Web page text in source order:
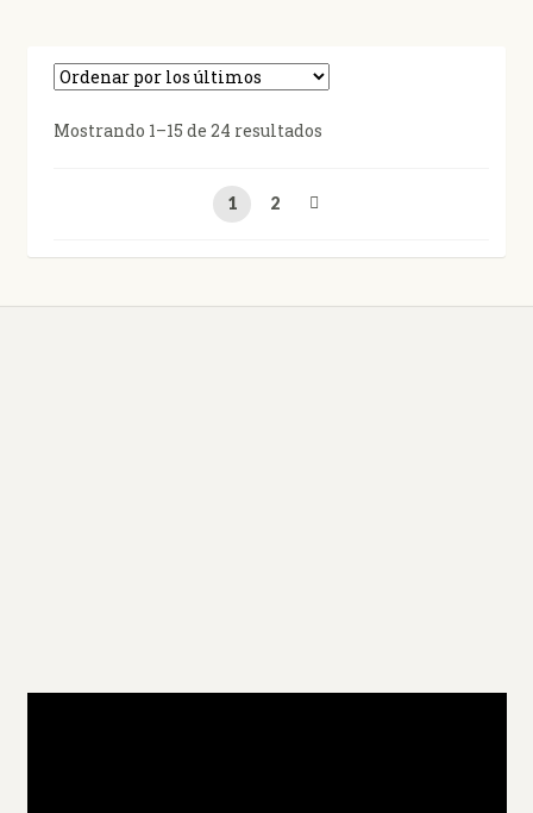
Mostrando 1–15 de 24 resultados
1 2